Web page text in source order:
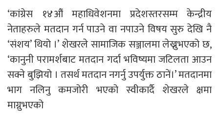
‘कांग्रेस १४औं महाधिवेशनमा प्रदेशस्तरसम्म केन्द्रीय
नेताहरुले मतदान गर्न पाउने वा नपाउने विषय सुरु देखि नै
‘संशय’ थियो ।’ शेखरले सामाजिक सञ्जालमा लेख्नुभएको छ,
‘कानुनी परामर्शबाट मतदान गर्दा भविष्यमा जटिलता आउन
सक्ने बुझियो । तसर्थ मतदान नगर्नु उपर्युक्त ठानें।’ मतदानमा
भाग नलिनु कमजोरी भएको स्वीकार्दै शेखरले क्षमा
माग्नुभएको